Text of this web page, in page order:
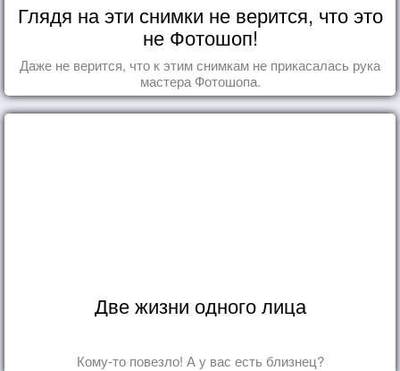
Глядя на эти снимки не верится, что это
не Фотошоп!
Даже не верится, что к этим снимкам не прикасалась рука
мастера Фотошопа.
Две жизни одного лица
Кому-то повезло! А у вас есть близнец?